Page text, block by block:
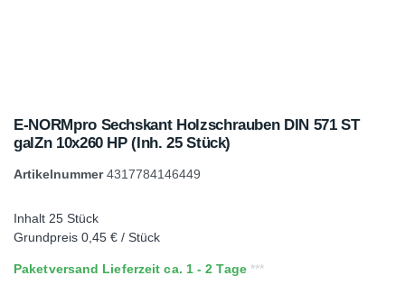
E-NORMpro Sechskant Holzschrauben DIN 571 ST
galZn 10x260 HP (Inh. 25 Stück)
Artikelnummer4317784146449
Inhalt 25 Stück
Grundpreis 0,45 € / Stück
Paketversand Lieferzeit ca. 1 - 2 Tage